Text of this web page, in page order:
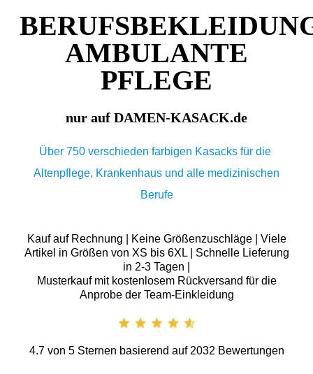
AMBULANTE
PFLEGE
nur auf DAMEN-KASACK.de
Über 750 verschieden farbigen Kasacks für die
Altenpflege, Krankenhaus und alle medizinischen
Berufe
Kauf auf Rechnung | Keine Größenzuschläge | Viele
Artikel in Größen von XS bis 6XL | Schnelle Lieferung
in 2-3 Tagen |
Musterkauf mit kostenlosem Rückversand für die
Anprobe der Team-Einkleidung
4.7von 5Sternen basierend auf 2032 Bewertungen